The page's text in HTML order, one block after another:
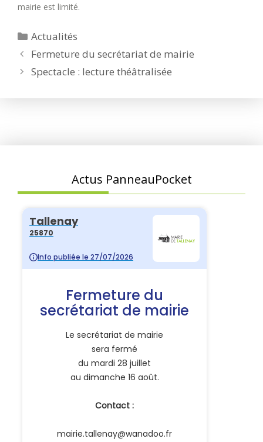
mairie est limité.
Catégories
Actualités
Fermeture du secrétariat de mairie
Spectacle : lecture théâtralisée
Actus PanneauPocket